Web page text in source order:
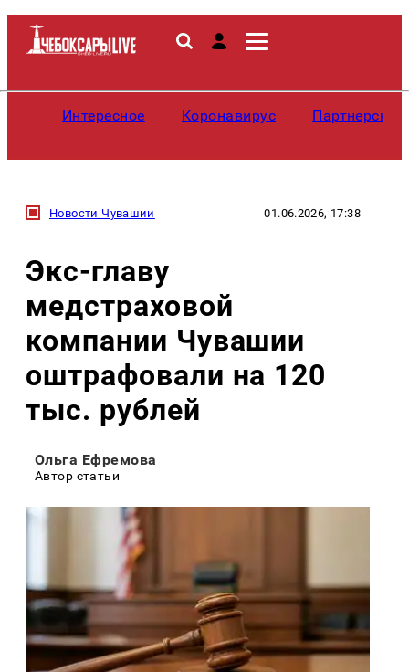
Интересное Коронавирус
Новости Чувашии 01.06.2026, 17:38
Экс-главу
медстраховой
компании Чувашии
оштрафовали на 120
тыс. рублей
Ольга Ефремова
Автор статьи